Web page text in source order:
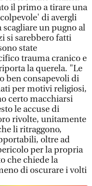
il primo a tirare una
di avergli
scagliare un pugno al
si sarebbero fatti
state
trauma cranico e
la querela. "Le
ben consapevoli di
per motivi religiosi,
certo macchiarsi
le accuse di
rivolte, unitamente
li ritraggono,
oltre ad
per la propria
che chiede la
di oscurare i volti